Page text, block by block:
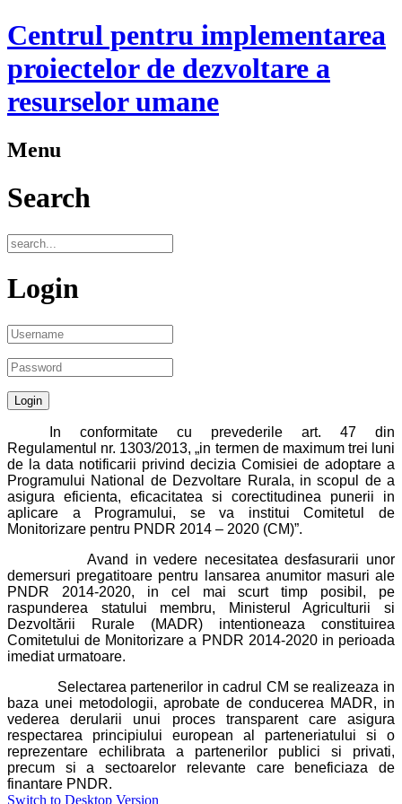
Centrul pentru implementarea
proiectelor de dezvoltare a
resurselor umane
Menu
Search
Login
In conformitate cu prevederile art. 47 din
Regulamentul nr. 1303/2013, „in termen de maximum trei luni
de la data notificarii privind decizia Comisiei de adoptare a
Programului National de Dezvoltare Rurala, in scopul de a
asigura eficienta, eficacitatea si corectitudinea punerii in
aplicare a Programului, se va institui Comitetul de
Monitorizare pentru PNDR 2014 – 2020 (CM)”.
Avand in vedere necesitatea desfasurarii unor
demersuri pregatitoare pentru lansarea anumitor masuri ale
PNDR 2014-2020, in cel mai scurt timp posibil, pe
raspunderea statului membru, Ministerul Agriculturii si
Dezvoltării Rurale (MADR) intentioneaza constituirea
Comitetului de Monitorizare a PNDR 2014-2020 in perioada
imediat urmatoare.
Selectarea partenerilor in cadrul CM se realizeaza in
baza unei metodologii, aprobate de conducerea MADR, in
vederea derularii unui proces transparent care asigura
respectarea principiului european al parteneriatului si o
reprezentare echilibrata a partenerilor publici si privati,
precum si a sectoarelor relevante care beneficiaza de
finantare PNDR.
Switch to Desktop Version